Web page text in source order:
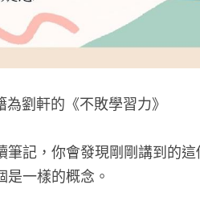
劉軒的《不敗學習力》
記，你會發現剛剛講到的這
一樣的概念。